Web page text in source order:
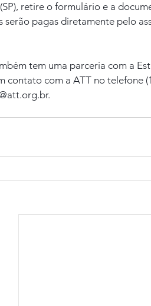
retire o formulário e a
serão pagas diretamente pelo
tem uma parceria com a
contato com a ATT no telefone